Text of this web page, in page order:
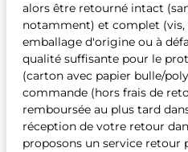
alors être retourné intact
notamment) et complet (vis,
emballage d'origine ou à
qualité suffisante pour le
(carton avec papier bulle/
commande (hors frais de
remboursée au plus tard
réception de votre retour
proposons un service retour